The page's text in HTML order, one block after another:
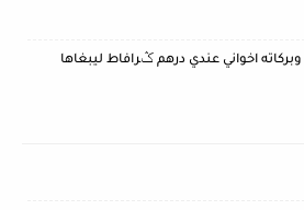
اخواني عندي درهم ݣرافاط ليبغاها